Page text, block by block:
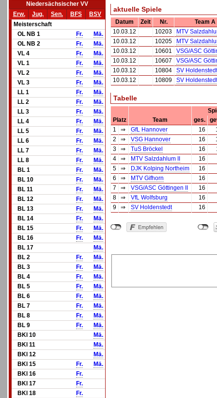
Niedersächsischer VV
Erw.
Jug. Sen. BFS
BSV
Meisterschaft
OL NB 1
Fr.
Mä.
OL NB 2
Fr.
Mä.
VL 4
Fr.
Mä.
VL 1
Fr.
Mä.
VL 2
Fr.
Mä.
VL 3
Fr.
Mä.
LL 1
Fr.
Mä.
LL 2
Fr.
Mä.
LL 3
Fr.
Mä.
LL 4
Fr.
Mä.
LL 5
Fr.
Mä.
LL 6
Fr.
Mä.
LL 7
Fr.
Mä.
LL 8
Fr.
Mä.
BL 1
Fr.
Mä.
BL 10
Fr.
Mä.
BL 11
Fr.
Mä.
BL 12
Fr.
Mä.
BL 13
Fr.
Mä.
BL 14
Fr.
Mä.
BL 15
Fr.
Mä.
BL 16
Fr.
Mä.
BL 17
Mä.
BL 2
Fr.
Mä.
BL 3
Fr.
Mä.
BL 4
Fr.
Mä.
BL 5
Fr.
Mä.
BL 6
Fr.
Mä.
BL 7
Fr.
Mä.
BL 8
Fr.
Mä.
BL 9
Fr.
Mä.
BKl 10
Mä.
BKl 11
Mä.
BKl 12
Mä.
BKl 15
Fr.
Mä.
BKl 16
Fr.
BKl 17
Fr.
BKl 18
Fr.
aktuelle Spiele
Datum Zeit Nr.
Team A
10.03.12
10203
MTV
10.03.12
10205
MTV
10.03.12
10601
VSG/ASC
10.03.12
10607
VSG/ASC
10.03.12
10804
SV Holdenstedt
10.03.12
10809 SV Holdenstedt
Tabelle
Platz
Team ges.
1
⇒ GfL Hannover 16
2
⇒ VSG Hannover 16
3
⇒ TuS Bröckel 16
4
⇒ MTV Salzdahlum II
16
5
⇒ DJK Kolping Northeim
16
6
⇒ MTV Gifhorn
16
7
⇒ VSG/ASC Göttingen II
16
8
⇒ VfL Wolfsburg
16
9
⇒ SV Holdenstedt 16